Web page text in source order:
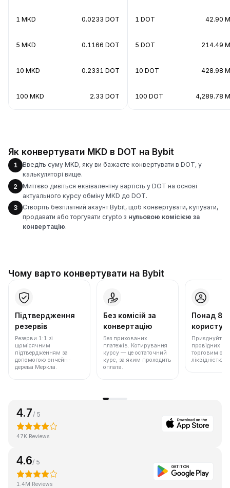
1 MKD 0.0233 DOT
5 MKD 0.1166 DOT
10 MKD 0.2331 DOT
100 MKD 2.33 DOT
1 DOT 42.90
5 DOT 214.49
10 DOT 428.98
100 DOT 4,289.78
Як конвертувати MKD в DOT на Bybit
1
Введіть суму MKD, яку ви бажаєте конвертувати в DOT, у
калькуляторі вище.
2
Миттєво дивіться еквівалентну вартість у DOT на основі
актуального курсу обміну MKD до DOT.
3
Створіть безплатний акаунт Bybit, щоб конвертувати, купувати,
продавати або торгувати crypto з нульовою комісією за
конвертацію.
Чому варто конвертувати на Bybit
Підтвердження
резервів
Резерви 1:1 зі
щомісячним
підтвердженням за
допомогою ончейн-
дерева Меркла.
Без комісій за
конвертацію
Без прихованих
платежів. Котирування
курсу — це остаточний
курс, за яким проходить
оплата.
Понад 86
Приєднуйтеся
провідних
торговим
ліквідністю.
4.7/ 5
47K Reviews
4.6/ 5
1.4M Reviews